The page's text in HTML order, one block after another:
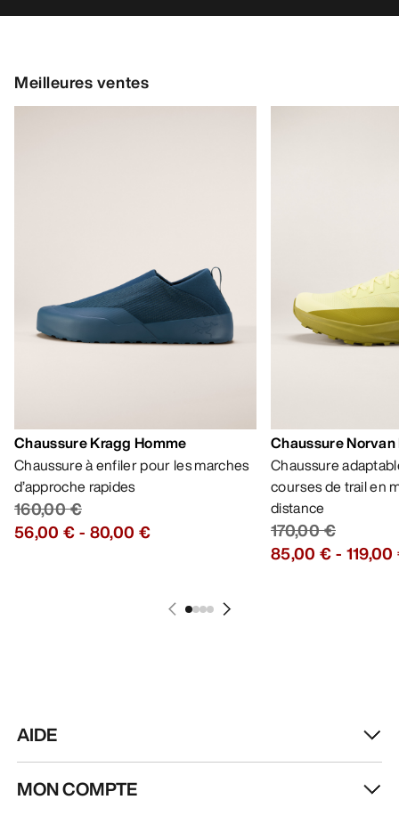
Meilleures ventes
Chaussure Kragg Homme
Chaussure à enfiler pour les marches
d’approche rapides
160,00 €
56,00 €- 80,00 €
Chaussure
Chaussure
courses de trail en
distance
170,00 €
85,00 €-
AIDE
MON COMPTE